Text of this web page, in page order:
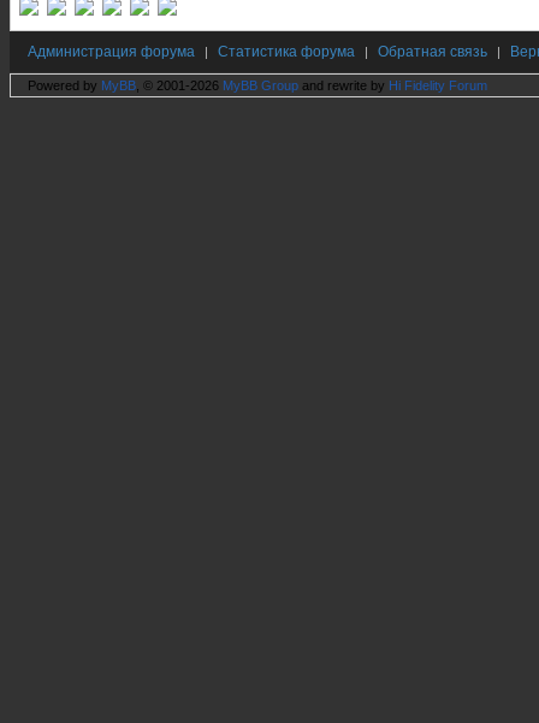
Администрация форума | Статистика форума | Обратная связь |
Powered by MyBB , © 2001-2026 MyBB Group and rewrite by Hi Fidelity Forum